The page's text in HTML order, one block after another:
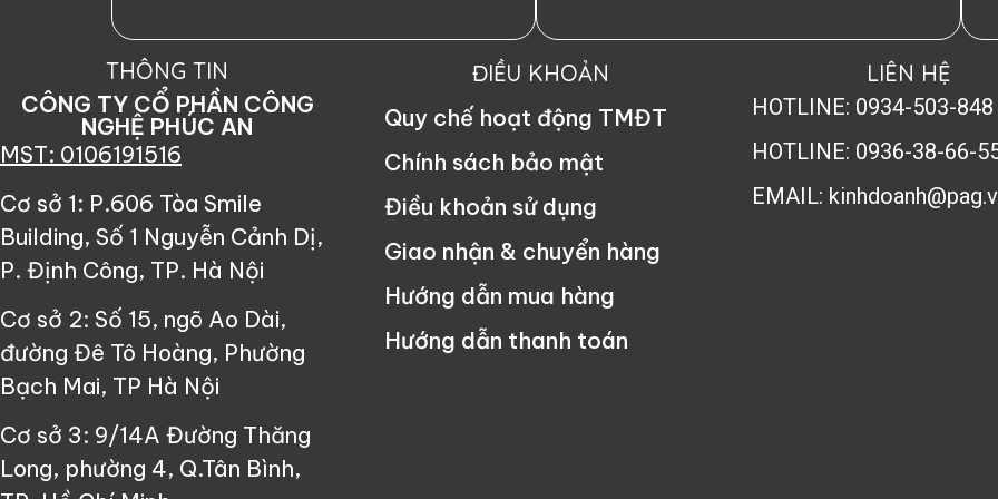
THÔNG TIN
CÔNG TY CỔ PHẦN CÔNG
NGHỆ PHÚC AN
MST: 0106191516
Cơ sở 1: P.606 Tòa Smile
Building, Số 1 Nguyễn Cảnh Dị,
P. Định Công, TP. Hà Nội
Cơ sở 2: Số 15, ngõ Ao Dài,
đường Đê Tô Hoàng, Phường
Bạch Mai, TP Hà Nội
Cơ sở 3: 9/14A Đường Thăng
Long, phường 4, Q.Tân Bình,
ĐIỀU KHOẢN
Quy chế hoạt động TMĐT
Chính sách bảo mật
Điều khoản sử dụng
Giao nhận & chuyển hàng
Hướng dẫn mua hàng
Hướng dẫn thanh toán
LIÊN HỆ
HOTLINE: 0934-503-848
HOTLINE: 0936-38-66-
EMAIL: